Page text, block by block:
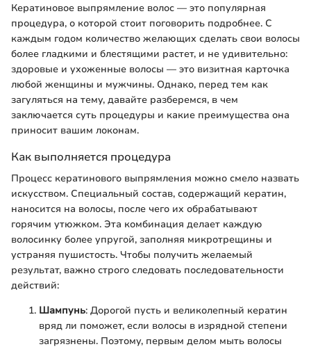
Кератиновое выпрямление волос — это популярная
процедура, о которой стоит поговорить подробнее. С
каждым годом количество желающих сделать свои волосы
более гладкими и блестящими растет, и не удивительно:
здоровые и ухоженные волосы — это визитная карточка
любой женщины и мужчины. Однако, перед тем как
загуляться на тему, давайте разберемся, в чем
заключается суть процедуры и какие преимущества она
приносит вашим локонам.
Как выполняется процедура
Процесс кератинового выпрямления можно смело назвать
искусством. Специальный состав, содержащий кератин,
наносится на волосы, после чего их обрабатывают
горячим утюжком. Эта комбинация делает каждую
волосинку более упругой, заполняя микротрещины и
устраняя пушистость. Чтобы получить желаемый
результат, важно строго следовать последовательности
действий:
Шампунь: Дорогой пусть и великолепный кератин
вряд ли поможет, если волосы в изрядной степени
загрязнены. Поэтому, первым делом мыть волосы